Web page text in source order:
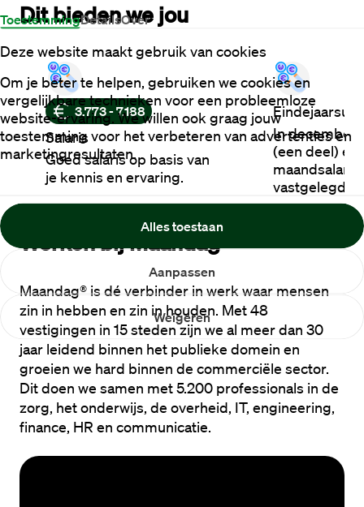
ToestemmingDetailsOver
Deze website maakt gebruik van cookies
Om je beter te helpen, gebruiken we cookies en
vergelijkbare technieken voor een probleemloze
website-ervaring. We willen ook graag jouw
toestemming voor het verbeteren van advertenties en
marketingresultaten.
Weigeren
Aanpassen
Alles toestaan
Dit bieden we jou
3.773 - 7.188
Salaris
Goed salaris op basis van
je kennis en ervaring.
In december
(een deel)
vastgelegd in
Werken bij Maandag®
Maandag® is dé verbinder in werk waar mensen
zin in hebben en zin in houden. Met 48
vestigingen in 15 steden zijn we al meer dan 30
jaar leidend binnen het publieke domein en
groeien we hard binnen de commerciële sector.
Dit doen we samen met 5.200 professionals in de
zorg, het onderwijs, de overheid, IT, engineering,
finance, HR en communicatie.